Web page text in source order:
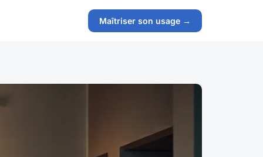
Maîtriser son usage →